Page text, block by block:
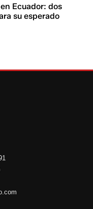
Ecuador: dos
su esperado